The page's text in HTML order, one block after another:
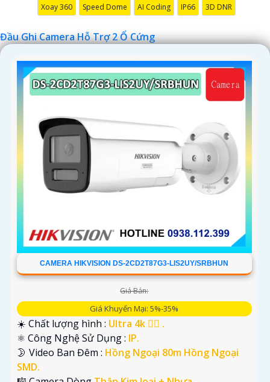
Xoay 360 Speed Dome AI Coding IP66 3D DNR
Đầu Ghi Camera Hỗ Trợ 2 Ổ Cứng
CAMERA HIKVISION DS-2CD2T87G3-LIS2UY/SRBHUN
Giá Bán:
Giá Khuyến Mại: 5%-35%
☀️ Chất lượng hình : Ultra 4k 👍🏾 .
⚛️ Công Nghệ Sử Dụng : IP.
🌛 Video Ban Đêm : Hồng Ngoại 80m Hồng Ngoại
SMD.